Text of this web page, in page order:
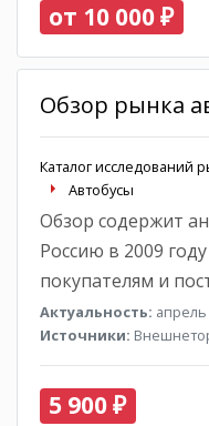
от 10 000 ₽
Обзор рынка
Каталог исследований
Автобусы
Обзор содержит
Россию в 2009
покупателям и
Актуальность: апрель
Источники:
5 900 ₽